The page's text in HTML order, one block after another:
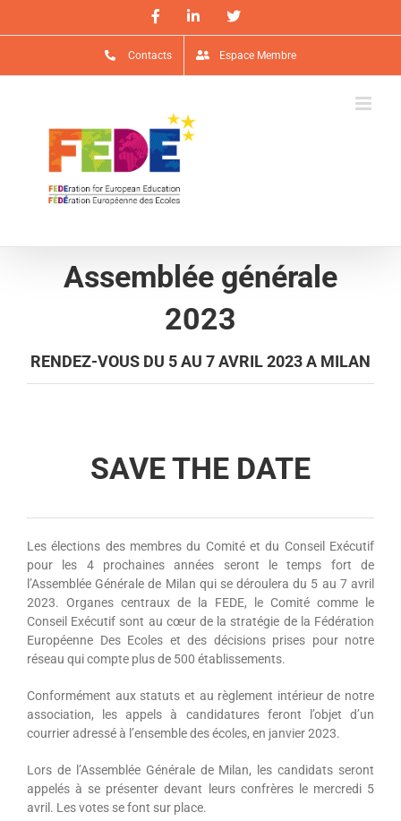
FacebookLinkedInX
Contacts Espace Membre
Assemblée générale
2023
RENDEZ-VOUS DU 5 AU 7 AVRIL 2023 A MILAN
SAVE THE DATE
Les élections des membres du Comité et du Conseil Exécutif
pour les 4 prochaines années seront le temps fort de
l’Assemblée Générale de Milan qui se déroulera du 5 au 7 avril
2023. Organes centraux de la FEDE, le Comité comme le
Conseil Exécutif sont au cœur de la stratégie de la Fédération
Européenne Des Ecoles et des décisions prises pour notre
réseau qui compte plus de 500 établissements.
Conformément aux statuts et au règlement intérieur de notre
association, les appels à candidatures feront l’objet d’un
courrier adressé à l’ensemble des écoles, en janvier 2023.
Lors de l’Assemblée Générale de Milan, les candidats seront
appelés à se présenter devant leurs confrères le mercredi 5
avril. Les votes se font sur place.